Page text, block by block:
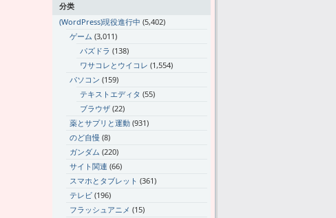
分类
(WordPress)現役進行中 (5,402)
ゲーム (3,011)
パズドラ (138)
ワサコレとウイコレ (1,554)
パソコン (159)
テキストエディタ (55)
ブラウザ (22)
薬とサプリと運動 (931)
のど自慢 (8)
ガンダム (220)
サイト関連 (66)
スマホとタブレット (361)
テレビ (196)
フラッシュアニメ (15)